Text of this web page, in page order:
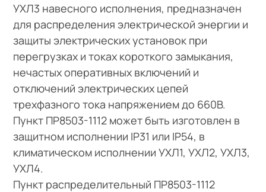
УХЛ3 навесного исполнения, предназначен
для распределения электрической энергии и
защиты электрических установок при
перегрузках и токах короткого замыкания,
нечастых оперативных включений и
отключений электрических цепей
трехфазного тока напряжением до 660В.
Пункт ПР8503-1112 может быть изготовлен в
защитном исполнении IP31 или IP54, в
климатическом исполнении УХЛ1, УХЛ2, УХЛ3,
УХЛ4.
Пункт распределительный ПР8503-1112